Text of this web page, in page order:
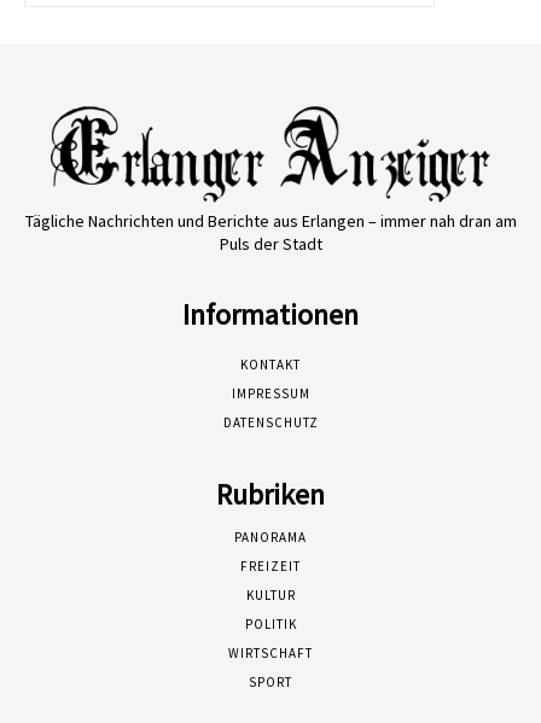
Tägliche Nachrichten und Berichte aus Erlangen – immer nah dran am
Puls der Stadt
Informationen
KONTAKT
IMPRESSUM
DATENSCHUTZ
Rubriken
PANORAMA
FREIZEIT
KULTUR
POLITIK
WIRTSCHAFT
SPORT